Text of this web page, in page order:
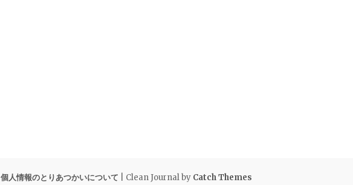
個人情報のとりあつかいについて | Clean Journal by Catch Themes